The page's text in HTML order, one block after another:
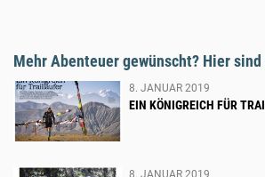
DURCH
AFRIKA
Mehr Abenteuer gewünscht? Hier
8. JANUAR 2019
EIN KÖNIGREICH FÜR